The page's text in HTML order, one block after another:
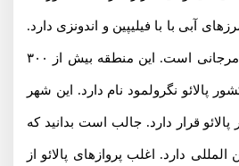
آبی با با فیلیپین و اندونزی دارد.
پالائو در واقع یک جزیره مرجانی است. این منطقه بیش از ۳۰۰
پالائو نگرولمود نام دارد. این شهر
قرار دارد. جالب است بدانید که
المللی دارد. اغلب پروازهای پالائو از